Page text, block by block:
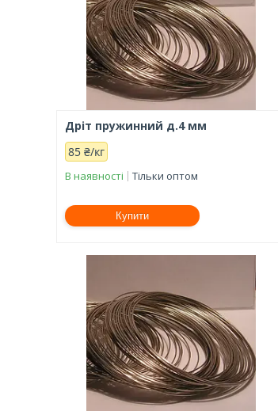
Дріт пружинний д.4 мм
85 ₴/кг
В наявності Тільки оптом
Купити